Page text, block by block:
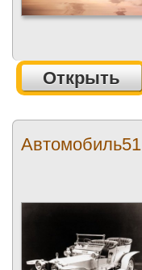
Открыть
Автомобиль51